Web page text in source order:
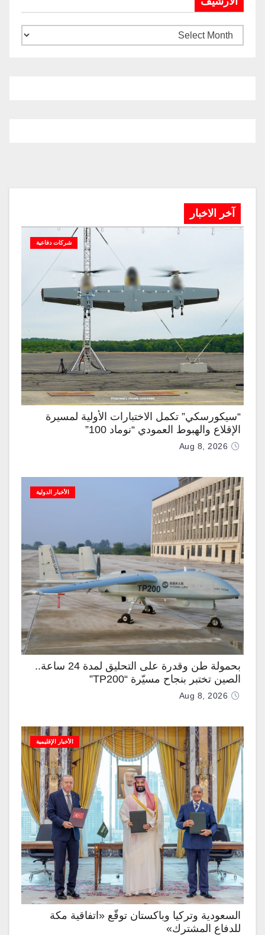
آخر الاخبار
شركات دفاعية
“سيكورسكي” تكمل الاختبارات الأولية لمسيرة
الإقلاع والهبوط العمودي “نوماد 100”
Aug 8, 2026
الأخبار الدولية
بحمولة طن وقدرة على التحليق لمدة 24 ساعة..
الصين تختبر بنجاح مسيّرة “TP200”
Aug 8, 2026
الأخبار الإقليمية
السعودية وتركيا وباكستان توقّع «اتفاقية مكة
للدفاع المشترك»